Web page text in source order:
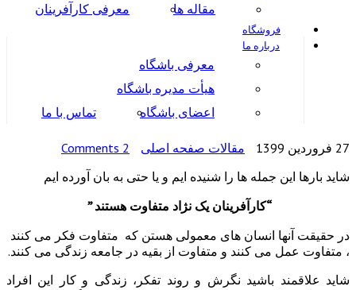
معرفی کارآفرینان
معرفی باشگاه
هیأت مدیره باشگاه
اعضای باشگاه
تماس با ما
مقالات صفحه اصلی
2 Comments
ها را شنیده ایم و یا حتی به بان آورده ایم
یک نژاد متفاوت هستند ”
های معمولی هستن که متفاوت فکر می کنند
کنند و متفاوت از بقیه در جامعه زندگی می کنند.
نگرش و روند تفکر، زندگی و کار این افراد